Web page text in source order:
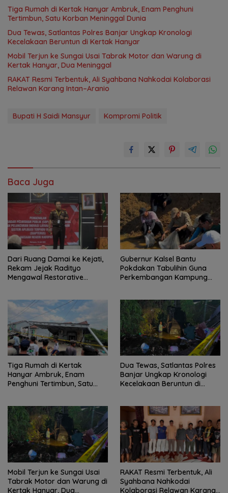
Tiga Rumah di Kertak Hanyar Ambruk, Enam Penghuni
Tertimbun, Satu Korban Meninggal Dunia
Dua Tewas, Satlantas Polres Banjar Ungkap Kronologi
Kecelakaan Beruntun di Kertak Hanyar
Mobil Terjun ke Sungai Usai Tabrak Motor dan Warung di
Kertak Hanyar, Dua Meninggal
RAKAT Resmi Terbentuk, Ali Syahbana Nahkodai Kolaborasi
Relawan Karang Intan–Aranio
Bupati H Saidi Mansyur Kompromi Politik
Baca Juga
Dari Ruang Damai ke Kejati,
Rekam Jejak Radityo
Mengawal Restorative
Gubernur Kalsel Bantu
Pokdakan Tabulihin Guna
Perkembangan Kampung
Tiga Rumah di Kertak
Hanyar Ambruk, Enam
Penghuni Tertimbun, Satu
Dua Tewas, Satlantas Polres
Banjar Ungkap Kronologi
Kecelakaan Beruntun di
Mobil Terjun ke Sungai Usai
Tabrak Motor dan Warung di
Kertak Hanyar, Dua
RAKAT Resmi Terbentuk, Ali
Syahbana Nahkodai
Kolaborasi Relawan Karang